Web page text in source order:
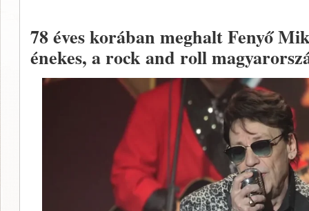
78 éves korában meghalt Fenyő
énekes, a rock and roll